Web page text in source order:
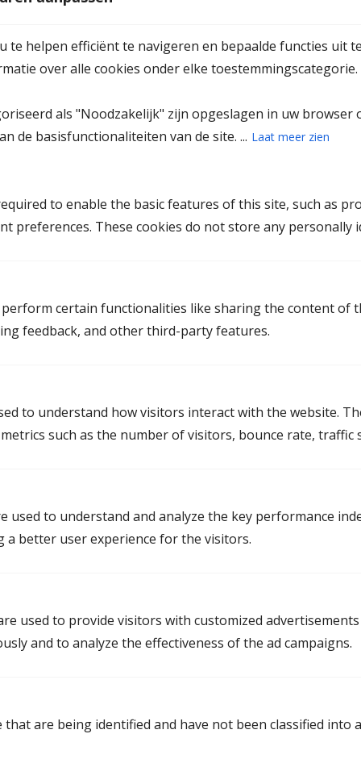
te helpen efficiënt te navigeren en bepaalde functies uit
over alle cookies onder elke toestemmingscategorie.
als "Noodzakelijk" zijn opgeslagen in uw browser
de basisfunctionaliteiten van de site. ... Laat meer zien
to enable the basic features of this site, such as
preferences. These cookies do not store any personally
certain functionalities like sharing the content of
feedback, and other third-party features.
to understand how visitors interact with the website.
such as the number of visitors, bounce rate, traffic
used to understand and analyze the key performance
a better user experience for the visitors.
used to provide visitors with customized
and to analyze the effectiveness of the ad campaigns.
are being identified and have not been classified into
Basis
bijvoorbeeld:een huurwoning;
meerderjarige kinderen; geen kinderen;
enkele gesprekken na de scheiding, om de
communicatie te verbeteren.
Gemiddeld 2 tot 3 gesprekken
Alleen partneralimentatie berekenen
Aanpassingen op het ouderschapsplan
De mogelijkheid voor een uurtarief